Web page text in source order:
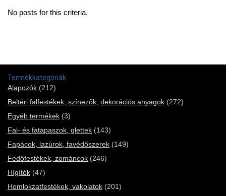
No posts for this criteria.
Termékkategóriák
Alapozók (212)
Beltéri falfestékek, színezők, dekorációs anyagok (272)
Egyéb termékek (3)
Fal- és fatapaszok, glettek (143)
Fapácok, lazúrok, favédőszerek (149)
Fedőfestékek, zománcok (246)
Hígítók (47)
Homlokzatfestékek, vakolatok (201)